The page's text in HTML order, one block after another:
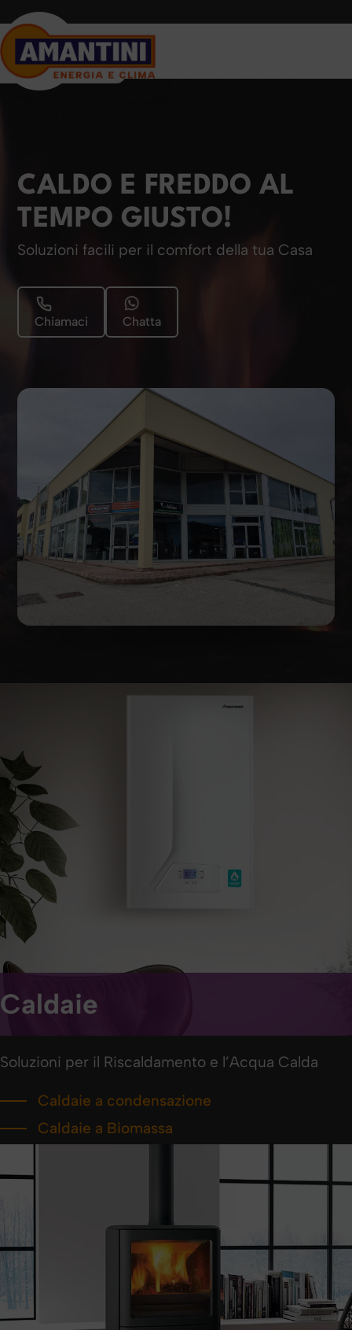
CALDO E FREDDO AL
TEMPO GIUSTO!
Soluzioni facili per il comfort della tua Casa
Chiamaci Chatta
Caldaie
Soluzioni per il Riscaldamento e l’Acqua Calda
Caldaie a condensazione
Caldaie a Biomassa